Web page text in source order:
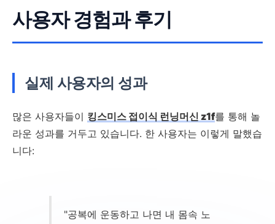
사용자 경험과 후기
실제 사용자의 성과
많은 사용자들이 킹스미스 접이식 런닝머신 z1f를 통해 놀
라운 성과를 거두고 있습니다. 한 사용자는 이렇게 말했습
니다:
"공복에 운동하고 나면 내 몸속 노